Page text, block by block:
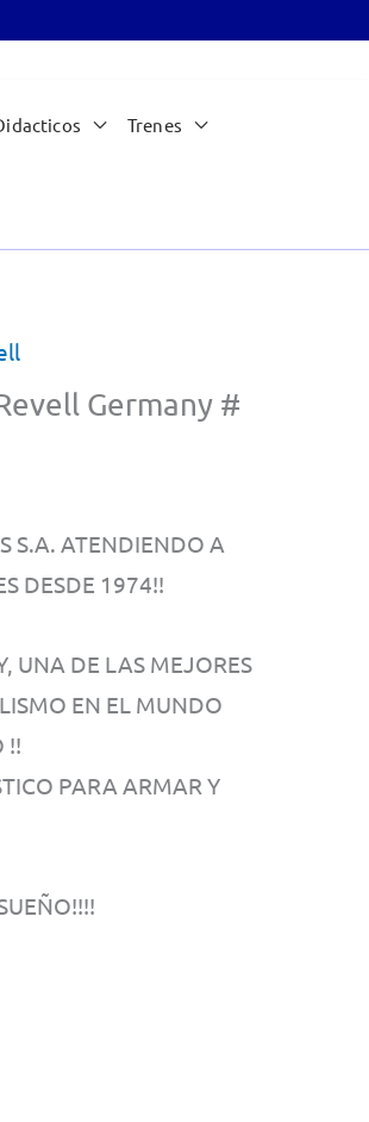
Trenes
Germany #
ATENDIENDO A
DESDE 1974!!
UNA DE LAS MEJORES
EN EL MUNDO
!!
PARA ARMAR Y